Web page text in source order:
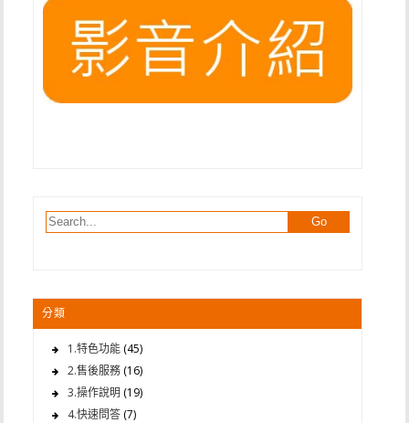
分類
1.特色功能(45)
2.售後服務(16)
3.操作說明(19)
4.快速問答(7)